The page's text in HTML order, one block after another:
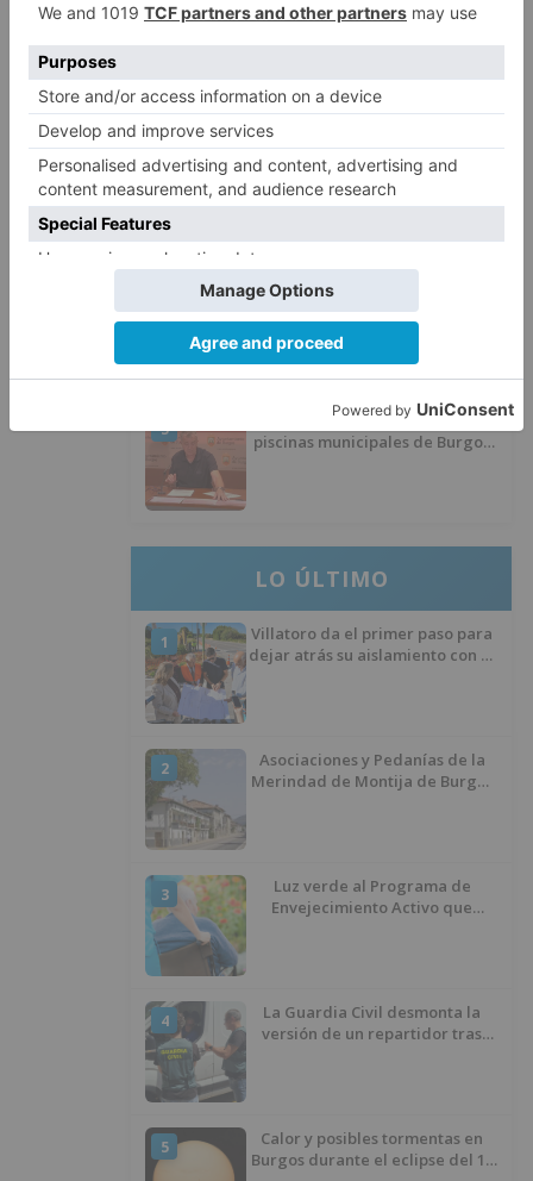
2
El poblado de El Encuentro de
proceso de realojo
3
Un libro rescata la historia y
memoria del pueblo burgalés de
Huérmeces
CCOO Burgos tramita más de 200
expedientes de regularización
de inmigrantes
5
El PSOE denuncia que las
piscinas municipales de Burgos
LO ÚLTIMO
1
Villatoro da el primer paso para
dejar atrás su aislamiento con el
2
Asociaciones y Pedanías de la
Merindad de Montija de Burgos
3
Luz verde al Programa de
Envejecimiento Activo que
4
La Guardia Civil desmonta la
versión de un repartidor tras
5
Calor y posibles tormentas en
Burgos durante el eclipse del 12